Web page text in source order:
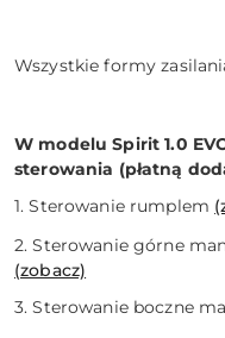
Wszystkie formy
W modelu Spirit 1.0
sterowania (płatną
1. Sterowanie rumplem
2. Sterowanie górne
(zobacz)
3. Sterowanie boczne